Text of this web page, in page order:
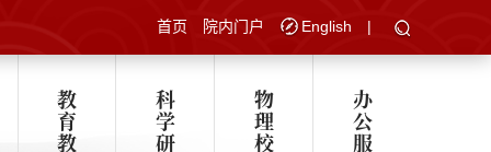
首页 院内门户 English |
教
育
教
科
学
研
物
理
校
办
公
服